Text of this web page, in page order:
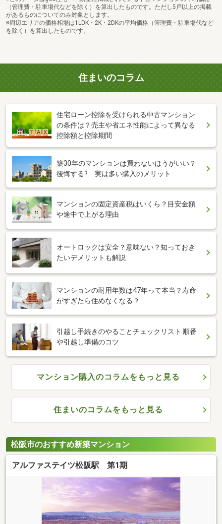
（管理費・駐車場代などを除く）を算出したものです。ただし5戸以上の掲載
があるものについてのみ対象とします。
※周辺エリアの価格相場は1LDK・2K・2DKの平均価格（管理費・駐車場代など
を除く）を算出したものです。
住まいのコラム
住宅ローン控除を受けられる中古マンション
の条件は？売主や省エネ性能によって異なる
控除額と控除期間
築30年のマンションは買わないほうがいい？
後悔する? 実は多い購入のメリット
マンションの固定資産税はいくら？目安金額
や途中で上がる理由
オートロックは安全？意味ない？知っておき
たいデメリットも解説
マンションの耐用年数は47年って本当？寿命
がすぎたら住めなくなる？
引越し手続きのやることチェックリスト 順番
や引越し準備のコツ
マンション購入のコラムをもっと見る
住まいのコラムをもっと見る
松阪市のおすすめ新築マンション
アルファステイツ松阪駅 第1期